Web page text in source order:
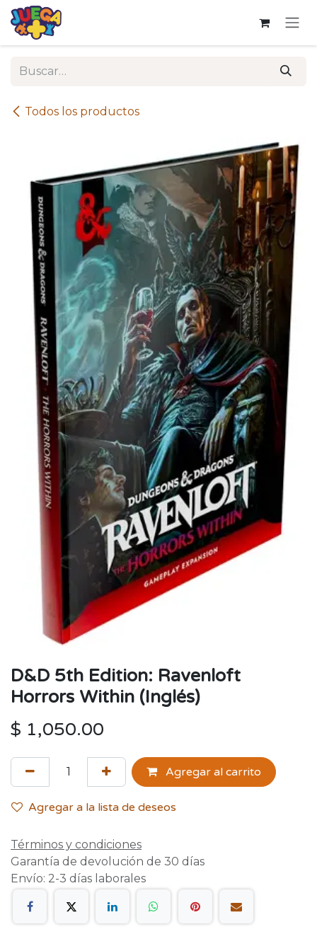
Ir al contenido
Todos los productos
D&D 5th Edition: Ravenloft
Horrors Within (Inglés)
$ 1,050.00
Agregar al carrito
Agregar a la lista de deseos
Términos y condiciones
Garantía de devolución de 30 días
Envío: 2-3 días laborales